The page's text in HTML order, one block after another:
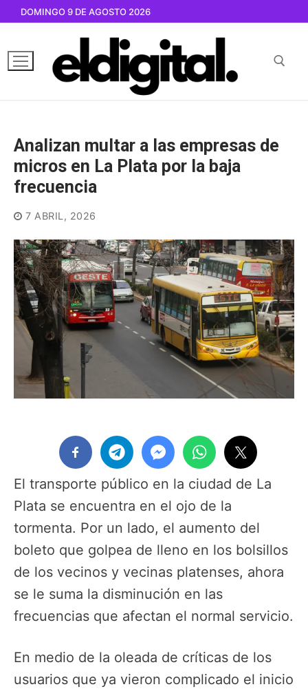
contenido
DOMINGO 9 DE AGOSTO 2026
Analizan multar a las empresas de
micros en La Plata por la baja
frecuencia
7 ABRIL, 2026
El transporte público en la ciudad de La
Plata se encuentra en el ojo de la
tormenta. Por un lado, el aumento del
boleto que golpea de lleno en los bolsillos
de los vecinos y vecinas platenses, ahora
se le suma la disminución en las
frecuencias que afectan el normal servicio.
En medio de la oleada de críticas de los
usuarios que ya vieron complicado el inicio